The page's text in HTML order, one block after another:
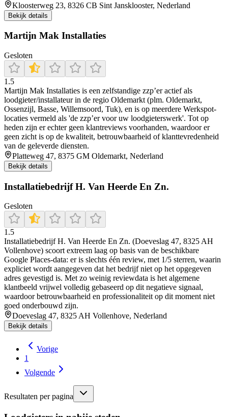
Kloosterweg 23, 8326 CB Sint Jansklooster, Nederland
Bekijk details
Martijn Mak Installaties
Gesloten
1.5
Martijn Mak Installaties is een zelfstandige zzp’er actief als
loodgieter/installateur in de regio Oldemarkt (plm. Oldemarkt,
Ossenzijl, Basse, Willemsoord, Tuk), en is op meerdere Werkspot-
locaties vermeld als 'de zzp’er voor uw loodgieterswerk'. Tot op
heden zijn er echter geen klantreviews voorhanden, waardoor er
geen zicht is op de kwaliteit, betrouwbaarheid of klanttevredenheid
van de geleverde diensten.
Platteweg 47, 8375 GM Oldemarkt, Nederland
Bekijk details
Installatiebedrijf H. Van Heerde En Zn.
Gesloten
1.5
Installatiebedrijf H. Van Heerde En Zn. (Doeveslag 47, 8325 AH
Vollenhove) scoort extreem laag op basis van de beschikbare
Google Places-data: er is slechts één review, met 1/5 sterren, waarin
expliciet wordt aangegeven dat het bedrijf niet op het opgegeven
adres gevestigd is. Met zo weinig reviewdata is het algemene
klantbeeld vrijwel volledig gebaseerd op dit negatieve signaal,
waardoor betrouwbaarheid en professionaliteit op dit moment niet
goed onderbouwd zijn.
Doeveslag 47, 8325 AH Vollenhove, Nederland
Bekijk details
Vorige
1
Volgende
Resultaten per pagina